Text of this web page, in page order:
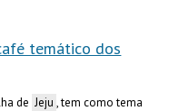
temático dos
de Jeju , tem como tema